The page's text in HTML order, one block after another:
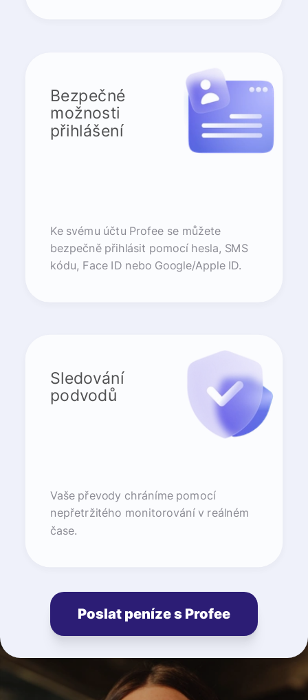
Bezpečné
možnosti
přihlášení
Ke svému účtu Profee se můžete
bezpečně přihlásit pomocí hesla, SMS
kódu, Face ID nebo Google/Apple ID.
Sledování
podvodů
Vaše převody chráníme pomocí
nepřetržitého monitorování v reálném
čase.
Poslat peníze s Profee